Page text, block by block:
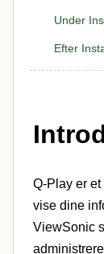
Under
Efter
Q-Play er
vise dine
ViewSonic